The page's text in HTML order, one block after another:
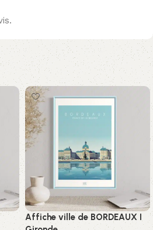
Affiche ville de BORDEAUX I